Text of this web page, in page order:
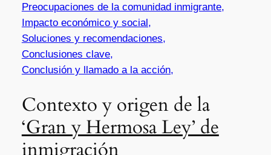
Preocupaciones de la comunidad inmigrante,
Impacto económico y social,
Soluciones y recomendaciones,
Conclusiones clave,
Conclusión y llamado a la acción,
Contexto y origen de la
‘Gran y Hermosa Ley’ de
inmigración